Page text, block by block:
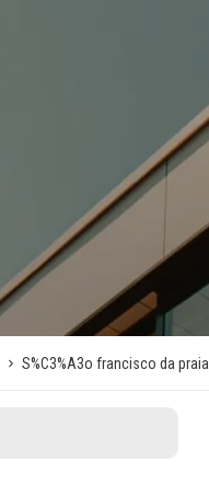
S%C3%A3o francisco da praia